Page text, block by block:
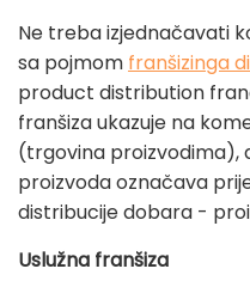
Ne treba izjednačavati
sa pojmom franšizinga
product distribution
franšiza ukazuje na
(trgovina proizvodima),
proizvoda označava
distribucije dobara -
Uslužna franšiza